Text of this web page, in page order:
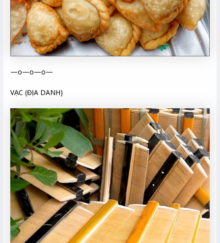
—o—o—o—
VẠC (ĐỊA DANH)